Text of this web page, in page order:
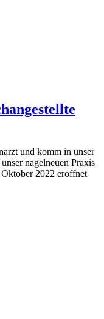
und komm in unser
nagelneuen Praxis
2022 eröffnet